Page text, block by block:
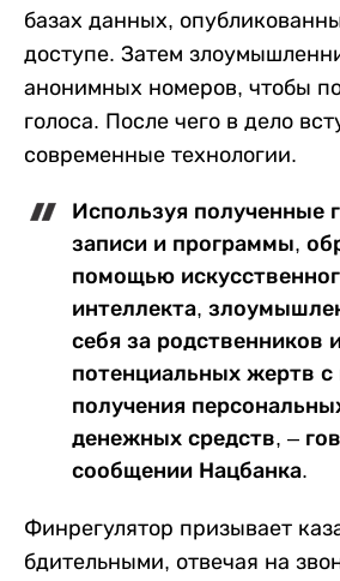
базах данных,
доступе. Затем
анонимных номеров, чтобы
голоса. После чего в дело
современные технологии.
Используя полученные
записи и программы,
помощью
интеллекта,
себя за родственников
потенциальных жертв
получения
денежных средств, –
сообщении Нацбанка.
Финрегулятор призывает
бдительными, отвечая на